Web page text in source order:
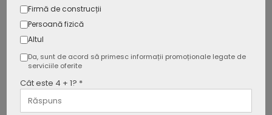
Firmă de construcții
Persoană fizică
Altul
Da, sunt de acord să primesc informații promoționale legate de
serviciile oferite
Cât este 4 + 1? *